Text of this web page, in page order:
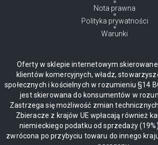
Nota prawna
Polityka prywatności
Warunki
Oferty w sklepie internetowym skierowane
klientów komercyjnych, władz,
społecznych i kościelnych w rozumieniu §14
jest skierowana do konsumentów w
Zastrzega się możliwość zmian technicznych
Zbieracze z krajów UE wpłacają również
niemieckiego podatku od sprzedaży
zwrócona po przybyciu towaru do innego